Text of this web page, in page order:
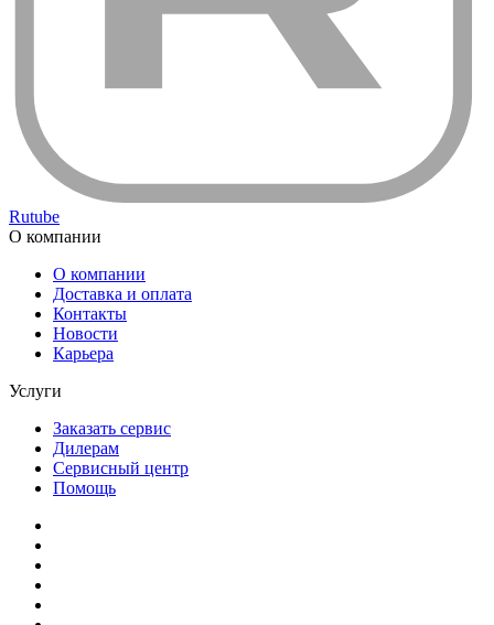
Rutube
О компании
О компании
Доставка и оплата
Контакты
Новости
Карьера
Услуги
Заказать сервис
Дилерам
Сервисный центр
Помощь